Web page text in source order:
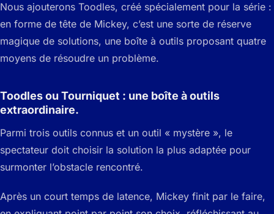
Nous ajouterons Toodles, créé spécialement pour la série :
en forme de tête de Mickey, c’est une sorte de réserve
magique de solutions, une boîte à outils proposant quatre
moyens de résoudre un problème.
Toodles ou Tourniquet : une boîte à outils
extraordinaire.
Parmi trois outils connus et un outil « mystère », le
spectateur doit choisir la solution la plus adaptée pour
surmonter l’obstacle rencontré.
Après un court temps de latence, Mickey finit par le faire,